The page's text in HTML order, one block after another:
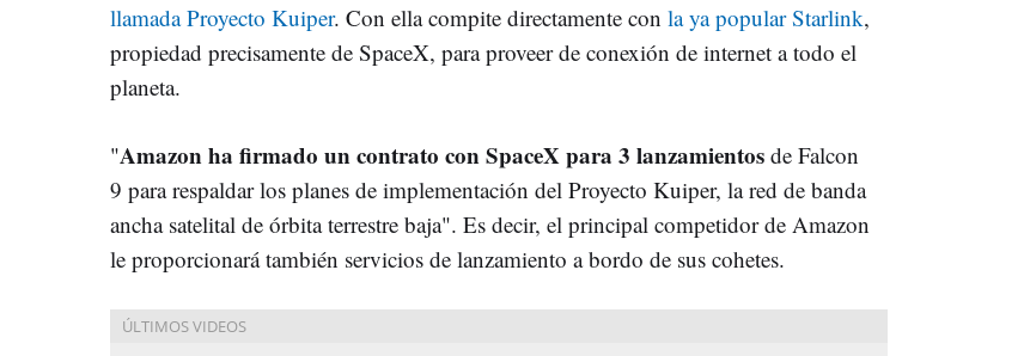
llamada Proyecto Kuiper. Con ella compite directamente con la ya popular Starlink,
propiedad precisamente de SpaceX, para proveer de conexión de internet a todo el
planeta.
"Amazon ha firmado un contrato con SpaceX para 3 lanzamientos de Falcon
9 para respaldar los planes de implementación del Proyecto Kuiper, la red de banda
ancha satelital de órbita terrestre baja". Es decir, el principal competidor de Amazon
le proporcionará también servicios de lanzamiento a bordo de sus cohetes.